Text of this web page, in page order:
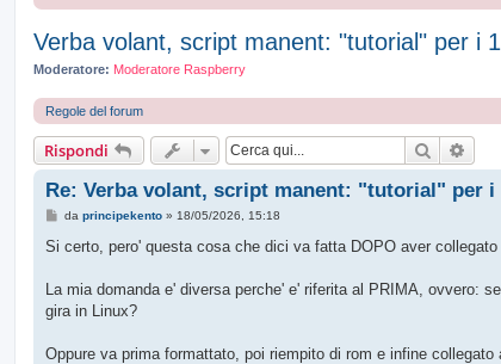
Verba volant, script manent: "tutorial" per i
Moderatore: Moderatore Raspberry
Regole del forum
Rispondi Cerca
Re: Verba volant, script manent: "tutorial" per i
M
g
i
da principekento» 18/05/2026, 15:18
Si certo, pero' questa cosa che dici va fatta DOPO aver
La mia domanda e' diversa perche' e' riferita al PRIMA, ovvero:
gira in Linux?
Oppure va prima formattato, poi riempito di rom e infine collegato